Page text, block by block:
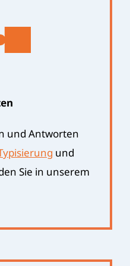
und Antworten
und
Sie in unserem